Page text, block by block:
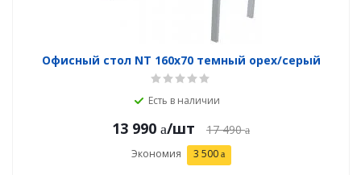
Офисный стол NT 160x70 темный орех/серый
Есть в наличии
13 990 /шт 17 490
Экономия 3 500